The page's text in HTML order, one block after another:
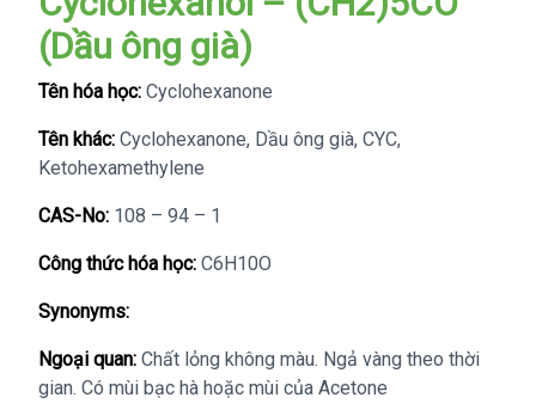
(Dầu ông già)
Tên hóa học: Cyclohexanone
Tên khác: Cyclohexanone, Dầu ông già, CYC,
Ketohexamethylene
CAS-No: 108 – 94 – 1
Công thức hóa học: C6H10O
Synonyms:
Ngoại quan: Chất lỏng không màu. Ngả vàng theo thời
gian. Có mùi bạc hà hoặc mùi của Acetone